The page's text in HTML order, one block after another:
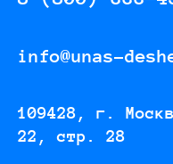
info@unas-
109428, г.
22, стр. 28